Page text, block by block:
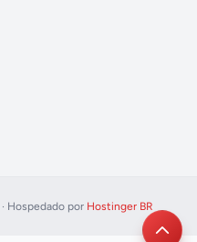
· Hospedado por Hostinger BR